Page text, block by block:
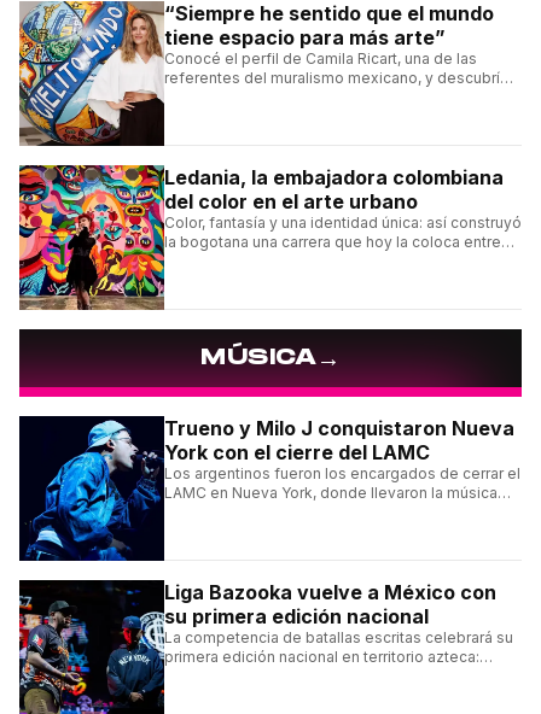
“Siempre he sentido que el mundo
tiene espacio para más arte”
Conocé el perfil de Camila Ricart, una de las
referentes del muralismo mexicano, y descubrí
Ledania, la embajadora colombiana
del color en el arte urbano
Color, fantasía y una identidad única: así construyó
la bogotana una carrera que hoy la coloca entre
MÚSICA→
Trueno y Milo J conquistaron Nueva
York con el cierre del LAMC
Los argentinos fueron los encargados de cerrar el
LAMC en Nueva York, donde llevaron la música
Liga Bazooka vuelve a México con
su primera edición nacional
La competencia de batallas escritas celebrará su
primera edición nacional en territorio azteca: